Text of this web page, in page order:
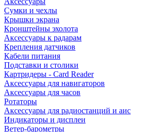
Сумки и чехлы
Крышки экрана
Кронштейны эхолота
Аксессуары к радарам
Крепления датчиков
Кабели питания
Подставки и столики
Картридеры - Card Reader
Аксессуары для навигаторов
Аксессуары для часов
Ротаторы
Аксессуары для радиостанций и аис
Индикаторы и дисплеи
Ветер-барометры